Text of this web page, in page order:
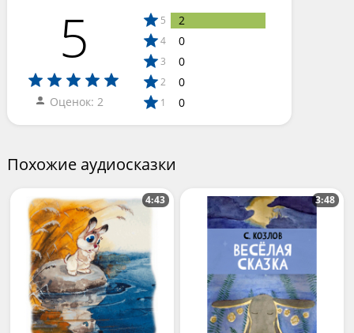
5
Оценок: 2
5 2
4 0
3 0
2 0
1 0
Похожие аудиосказки
4:43 3:48